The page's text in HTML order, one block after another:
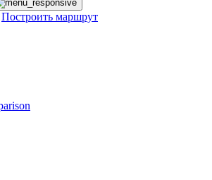
Построить маршрут